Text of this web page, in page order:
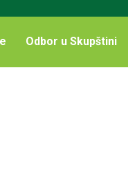
Odbor u Skupštini